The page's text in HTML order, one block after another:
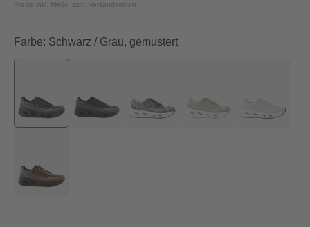
Preise inkl. MwSt. zzgl. Versandkosten
Farbe: Schwarz / Grau, gemustert